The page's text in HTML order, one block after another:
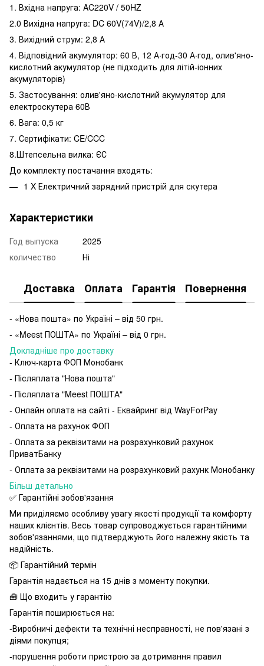
1. Вхідна напруга: AC220V / 50HZ
2.0 Вихідна напруга: DC 60V(74V)/2,8 А
3. Вихідний струм: 2,8 А
4. Відповідний акумулятор: 60 В, 12 А·год-30 А·год, олив'яно-
кислотний акумулятор (не підходить для літій-іонних
акумуляторів)
5. Застосування: олив'яно-кислотний акумулятор для
електроскутера 60В
6. Вага: 0,5 кг
7. Сертифікати: CE/CCC
8.Штепсельна вилка: ЄС
До комплекту постачання входять:
1 X Електричний зарядний пристрій для скутера
Характеристики
Год выпуска
2025
количество
Ні
Доставка Оплата Гарантія Повернення
- «Нова пошта» по Україні – від 50 грн.
- «Meest ПОШТА» по Україні – від 0 грн.
Докладніше про доставку
- Ключ-карта ФОП Монобанк
- Післяплата "Нова пошта"
- Післяплата "Meest ПОШТА"
- Онлайн оплата на сайті - Еквайринг від WayForPay
- Оплата на рахунок ФОП
- Оплата за реквізитами на розрахунковий рахунок
ПриватБанку
- Оплата за реквізитами на розрахунковий рахунк Монобанку
Більш детально
✅ Гарантійні зобов'язання
Ми приділяємо особливу увагу якості продукції та комфорту
наших клієнтів. Весь товар супроводжується гарантійними
зобов'язаннями, що підтверджують його належну якість та
надійність.
📦 Гарантійний термін
Гарантія надається на 15 днів з моменту покупки.
🧰 Що входить у гарантію
Гарантія поширюється на:
-Виробничі дефекти та технічні несправності, не пов'язані з
діями покупця;
-порушення роботи пристрою за дотримання правил